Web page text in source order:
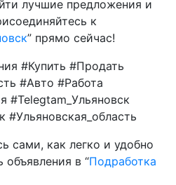
лучшие предложения и
к
” прямо сейчас!
#Купить #Продать
#Авто #Работа
#Telegtam_Ульяновск
#Ульяновская_область
сами, как легко и удобно
в “Подработка